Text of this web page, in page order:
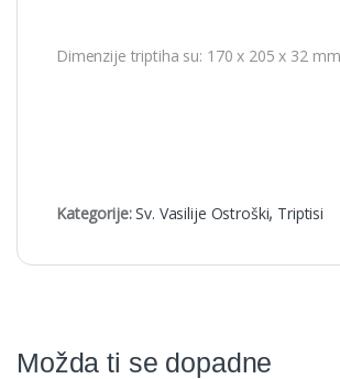
Dimenzije triptiha su: 170 x 205 x 32 mm
Kategorije:Sv. Vasilije Ostroški, Triptisi
Možda ti se dopadne